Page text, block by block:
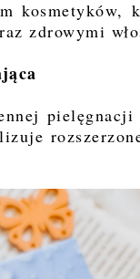
kosmetyków,
zdrowymi